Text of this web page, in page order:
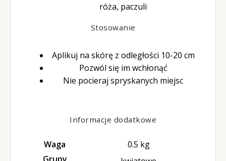
róża, paczuli
Stosowanie
Aplikuj na skórę z odległości 10-20 cm
Pozwól się im wchłonąć
Nie pocieraj spryskanych miejsc
Informacje dodatkowe
Waga
0.5 kg